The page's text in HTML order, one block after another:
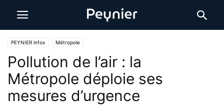
PEYNIER infos Métropole
Pollution de l’air : la
Métropole déploie ses
mesures d’urgence